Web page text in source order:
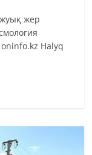
жер
Halyq